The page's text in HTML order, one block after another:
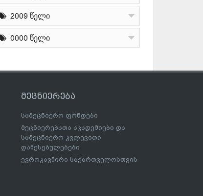
2009 წელი
0000 წელი
მეცნიერება
სამეცნიერო ფონდები
მეცნიერებათა აკადემიები და
სამეცნიერო კვლევითი
დაწესებულებები
ევროკავშირი საქართველოსთვის